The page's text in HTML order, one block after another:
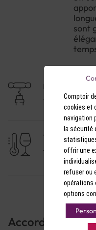
sont
NIVEAU DE
10 à 20 ans
TEMPÉRATURE
17-18°C
Accords Mets &
Comptoir
cookies et
navigation
la sécurité
offrir une
refuser ou
opérations
options